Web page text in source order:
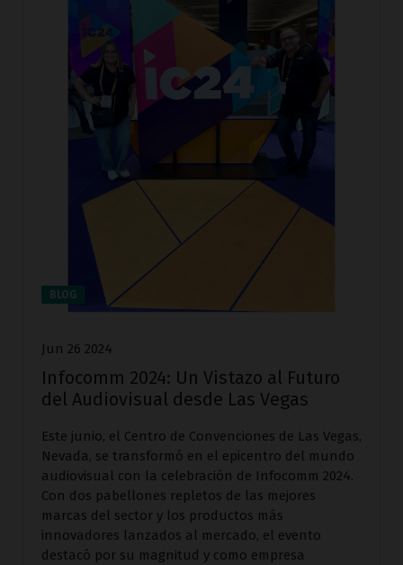
BLOG
Jun 26 2024
Infocomm 2024: Un Vistazo al Futuro
del Audiovisual desde Las Vegas
Este junio, el Centro de Convenciones de Las Vegas,
Nevada, se transformó en el epicentro del mundo
audiovisual con la celebración de Infocomm 2024.
Con dos pabellones repletos de las mejores
marcas del sector y los productos más
innovadores lanzados al mercado, el evento
destacó por su magnitud y como empresa